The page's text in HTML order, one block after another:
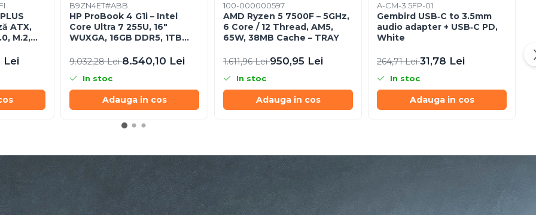
ATX,
M.2,
Lei
B9ZN4ET#ABB
HP ProBook 4 G1i – Intel
Core Ultra 7 255U, 16"
WUXGA, 16GB DDR5, 1TB
9.032,28 Lei8.540,10 Lei
In stoc
Adauga in cos
100-000000597
AMD Ryzen 5 7500F – 5GHz,
6 Core / 12 Thread, AM5,
65W, 38MB Cache – TRAY
1.611,96 Lei950,95 Lei
In stoc
Adauga in cos
A-CM-3.5FP-01
Gembird USB‑C to 3.5mm
audio adapter + USB‑C PD,
White
264,71 Lei31,78 Lei
In stoc
Adauga in cos